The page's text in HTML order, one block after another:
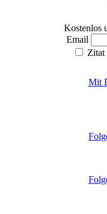
Kostenlos
Email
Zitat
Mit